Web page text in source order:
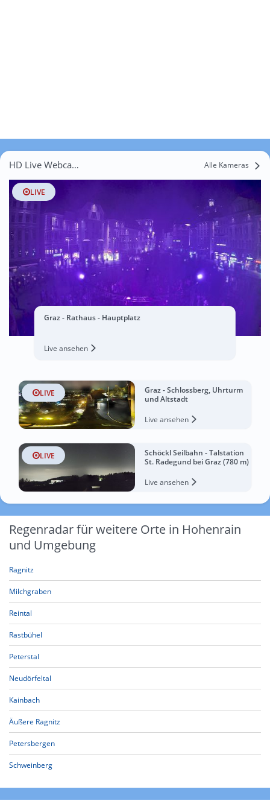
HD Live Webcams Hohenrain Alle Kameras
LIVE
Graz - Rathaus - Hauptplatz
Live ansehen
LIVE
Graz - Schlossberg, Uhrturm
und Altstadt
Live ansehen
LIVE
Schöckl Seilbahn - Talstation
St. Radegund bei Graz (780 m)
Live ansehen
Regenradar für weitere Orte in Hohenrain
und Umgebung
Ragnitz
Milchgraben
Reintal
Rastbühel
Peterstal
Neudörfeltal
Kainbach
Äußere Ragnitz
Petersbergen
Schweinberg